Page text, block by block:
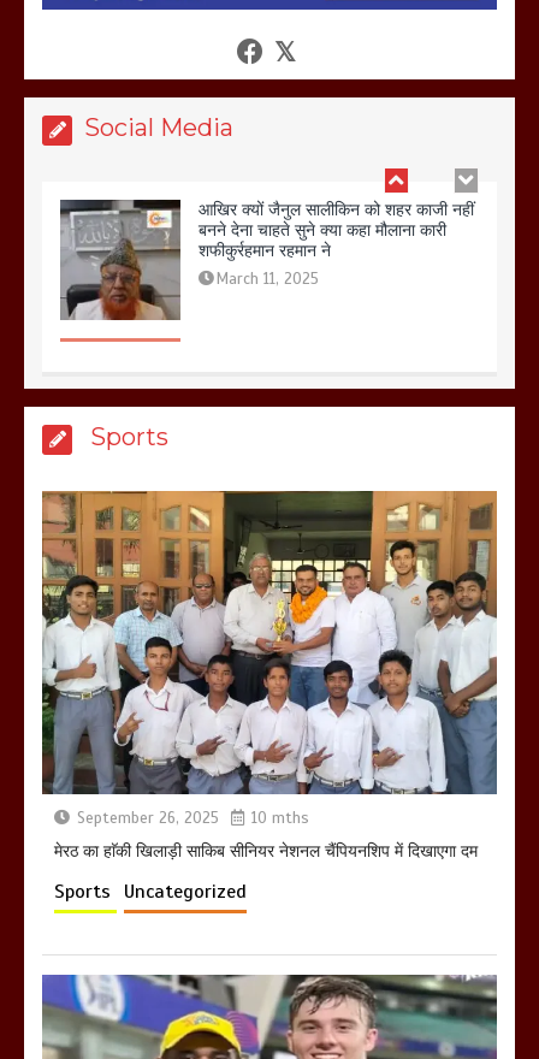
Social Media
आखिर क्यों जैनुल सालीकिन को शहर काजी नहीं
शफीकुर्रहमान रहमान ने
बिजली विभाग से परेशान होकर बागपत में एक संत
ने सरकार को दी आमरण अनशन की चेतावनी
March 8, 2025
March 6, 2025
होलिका रखने पर लात मार कर होलिका को किया
तहस नहस,मोहल्ले वालों के साथ की गई गाली
गलोच ,कहा अगर रखी गई होली तो होगा खून
खराबा,
March 11, 2025
Sports
September 26, 2025 10 mths
मेरठ का हाॅकी खिलाड़ी साकिब सीनियर नेशनल चैंपियनशिप में दिखाएगा दम
Sports Uncategorized